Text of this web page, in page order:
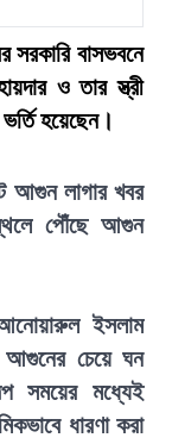
সরকারি বাসভবনে
ও তার স্ত্রী
হয়েছেন।
আগুন লাগার খবর
পৌঁছে আগুন
আনোয়ারুল ইসলাম
আগুনের চেয়ে ঘন
সময়ের মধ্যেই
ধারণা করা